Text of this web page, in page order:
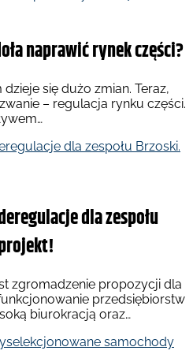
naprawić rynek części?
się dużo zmian. Teraz,
– regulacja rynku części.
dla zespołu
zgromadzenie propozycji dla
przedsiębiorstw
biurokracją oraz…